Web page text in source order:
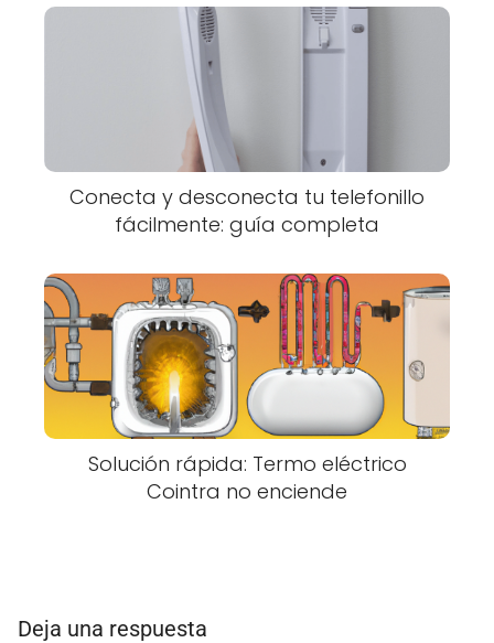
Conecta y desconecta tu telefonillo
fácilmente: guía completa
Solución rápida: Termo eléctrico
Cointra no enciende
Deja una respuesta